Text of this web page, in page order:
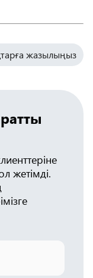
жазылыңыз
жетімді.